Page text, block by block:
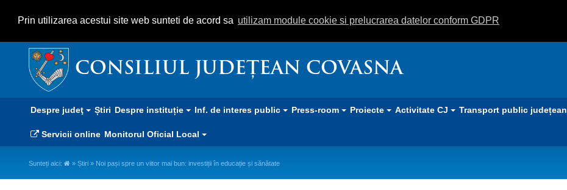
Prin utilizarea acestui site web sunteti de acord sa utilizam module cookie si prelucrarea datelor conform GDPR
CONSILIUL JUDEȚEAN COVASNA
Despre judeţ Știri Despre instituție Inf. de interes public Press-room Proiecte Activitate CJ Transport public județean
Servicii online Monitorul Oficial Local
Sunteți aici: » Știri » Noi pași spre un viitor mai bun: investiții în educație și sănătate